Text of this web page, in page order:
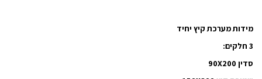
מידות מערכת קיץ יחיד
3 חלקים:
סדין 90X200